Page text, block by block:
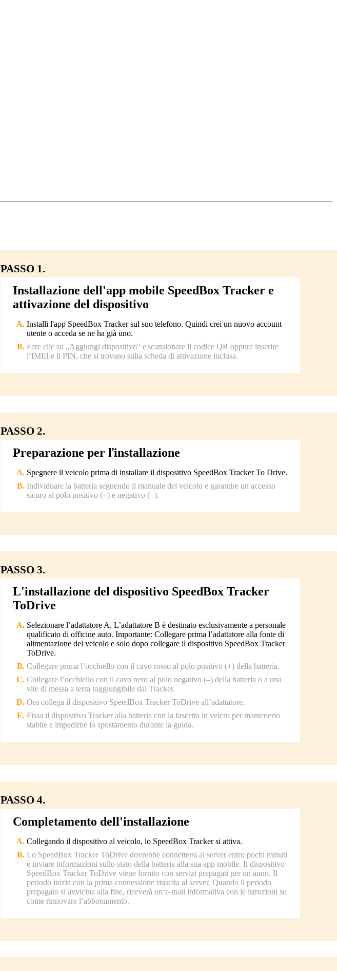
PASSO 1.
Installazione dell'app mobile SpeedBox Tracker e
attivazione del dispositivo
Installi l'app SpeedBox Tracker sul suo telefono. Quindi crei un nuovo account
utente o acceda se ne ha già uno.
Fare clic su „Aggiungi dispositivo“ e scansionare il codice QR oppure inserire
l‘IMEI e il PIN, che si trovano sulla scheda di attivazione inclusa.
PASSO 2.
Preparazione per ľinstallazione
Spegnere il veicolo prima di installare il dispositivo SpeedBox Tracker To Drive.
Individuare la batteria seguendo il manuale del veicolo e garantire un accesso
sicuro al polo positivo (+) e negativo (−).
PASSO 3.
L'installazione del dispositivo SpeedBox Tracker
ToDrive
Selezionare l’adattatore A. L’adattatore B è destinato esclusivamente a personale
qualificato di officine auto. Importante: Collegare prima l’adattatore alla fonte di
alimentazione del veicolo e solo dopo collegare il dispositivo SpeedBox Tracker
ToDrive.
Collegare prima l’occhiello con il cavo rosso al polo positivo (+) della batteria.
Collegare l’occhiello con il cavo nero al polo negativo (–) della batteria o a una
vite di messa a terra raggiungibile dal Tracker.
Ora collega il dispositivo SpeedBox Tracker ToDrive all’adattatore.
Fissa il dispositivo Tracker alla batteria con la fascetta in velcro per mantenerlo
stabile e impedirne lo spostamento durante la guida.
PASSO 4.
Completamento dell'installazione
Collegando il dispositivo al veicolo, lo SpeedBox Tracker si attiva.
Lo SpeedBox Tracker ToDrive dovrebbe connettersi al server entro pochi minuti
e inviare informazioni sullo stato della batteria alla sua app mobile. Il dispositivo
SpeedBox Tracker ToDrive viene fornito con servizi prepagati per un anno. Il
periodo inizia con la prima connessione riuscita al server. Quando il periodo
prepagato si avvicina alla fine, riceverà un‘e-mail informativa con le istruzioni su
come rinnovare l‘abbonamento.